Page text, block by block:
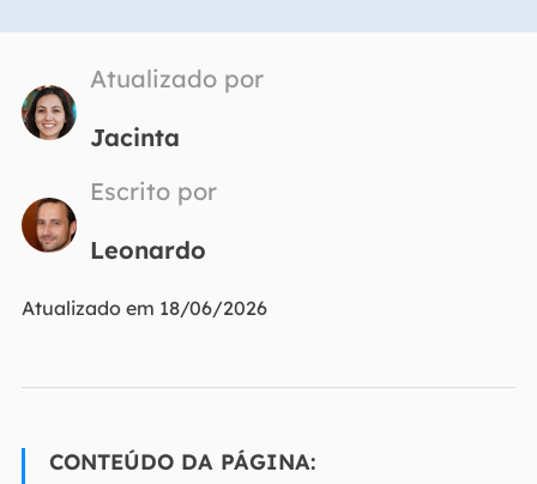
Atualizado por
Jacinta
Escrito por
Leonardo
Atualizado em 18/06/2026
CONTEÚDO DA PÁGINA: